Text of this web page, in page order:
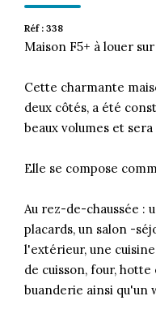
Réf : 338
Maison F5+ à louer
Cette charmante
deux côtés, a été
beaux volumes et
Elle se compose
Au rez-de-chaussée :
placards, un salon -
l'extérieur, une
de cuisson, four, hotte
buanderie ainsi qu'un